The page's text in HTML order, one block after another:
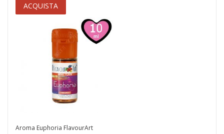
ACQUISTA
Aroma Euphoria FlavourArt